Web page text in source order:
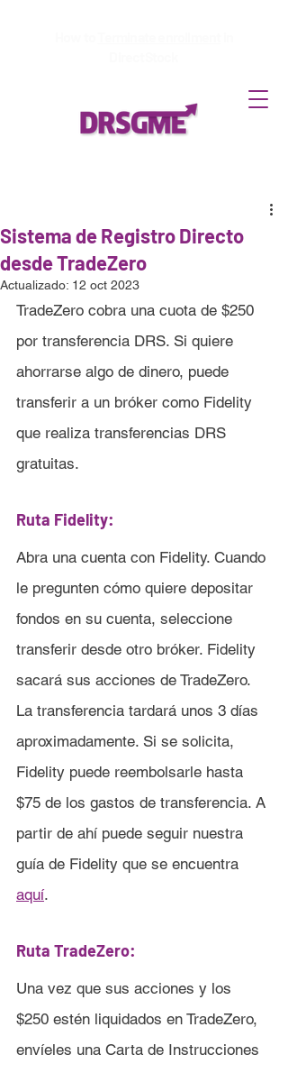
Sistema de Registro Directo
desde TradeZero
Actualizado: 12 oct 2023
TradeZero cobra una cuota de $250
por transferencia DRS. Si quiere
ahorrarse algo de dinero, puede
transferir a un bróker como Fidelity
que realiza transferencias DRS
gratuitas.
Ruta Fidelity:
Abra una cuenta con Fidelity. Cuando
le pregunten cómo quiere depositar
fondos en su cuenta, seleccione
transferir desde otro bróker. Fidelity
sacará sus acciones de TradeZero.
La transferencia tardará unos 3 días
aproximadamente. Si se solicita,
Fidelity puede reembolsarle hasta
$75 de los gastos de transferencia. A
partir de ahí puede seguir nuestra
guía de Fidelity que se encuentra
aquí.
Ruta TradeZero:
Una vez que sus acciones y los
$250 estén liquidados en TradeZero,
envíeles una Carta de Instrucciones